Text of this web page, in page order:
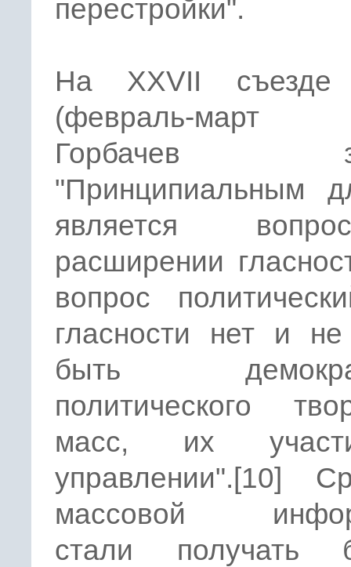
перестройки".
На XXVII
(февраль-март
Горбачев
"Принципиальным
является
расширении
вопрос
гласности нет и
быть
политического
масс, их
управлении".[10]
массовой
стали получать